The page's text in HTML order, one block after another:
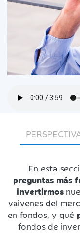
En esta
preguntas más
invertirmos
vaivenes del
en fondos, y qué
fondos de